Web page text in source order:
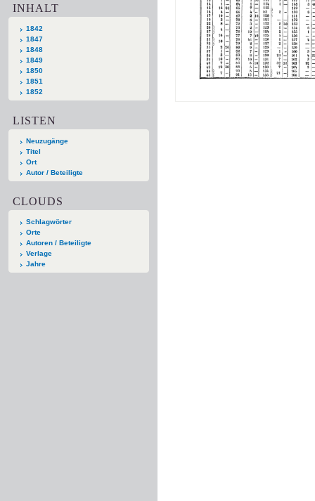
INHALT
1842
1847
1848
1849
1850
1851
1852
LISTEN
Neuzugänge
Titel
Ort
Autor / Beteiligte
CLOUDS
Schlagwörter
Orte
Autoren / Beteiligte
Verlage
Jahre